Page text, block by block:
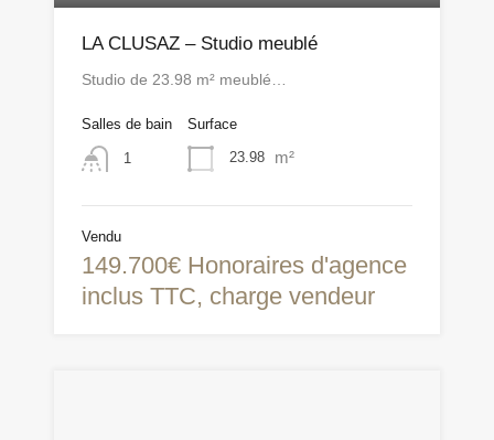
LA CLUSAZ – Studio meublé
Studio de 23.98 m² meublé…
Salles de bain
1
Surface
23.98 m²
Vendu
149.700€ Honoraires d'agence
inclus TTC, charge vendeur